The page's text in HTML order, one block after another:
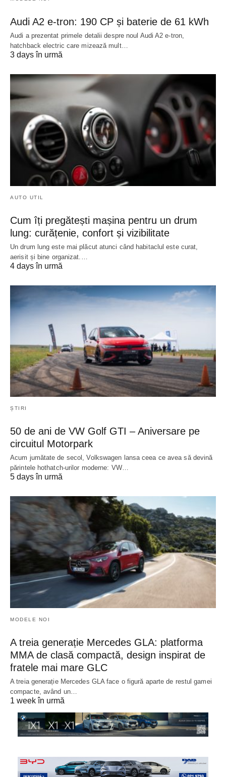
Audi A2 e-tron: 190 CP și baterie de 61 kWh
Audi a prezentat primele detalii despre noul Audi A2 e-tron,
hatchback electric care mizează mult…
3 days în urmă
AUTO UTIL
Cum îți pregătești mașina pentru un drum
lung: curățenie, confort și vizibilitate
Un drum lung este mai plăcut atunci când habitaclul este curat,
aerisit și bine organizat.…
4 days în urmă
ȘTIRI
50 de ani de VW Golf GTI – Aniversare pe
circuitul Motorpark
Acum jumătate de secol, Volkswagen lansa ceea ce avea să devină
părintele hothatch-urilor moderne: VW…
5 days în urmă
MODELE NOI
A treia generație Mercedes GLA: platforma
MMA de clasă compactă, design inspirat de
fratele mai mare GLC
A treia generație Mercedes GLA face o figură aparte de restul gamei
compacte, având un…
1 week în urmă